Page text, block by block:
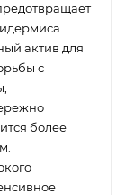
актив для
с
более